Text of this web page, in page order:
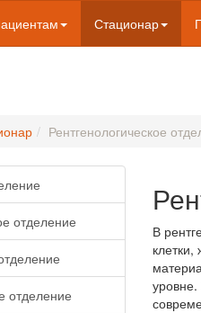
Стационар
Рентгенологическое
отделение
отделение
В